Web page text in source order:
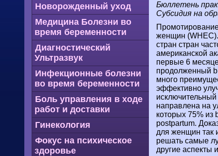
Новорожденный уход
Медицина Болезни во
время беременности
Диагностический
Ультразвук
Инфекционные болезни
во время беременности
Боль управления в ходе
работ и доставки
Гинекология
Фокус на психическое
здоровье
Бюллетень
Субсидия на
женщин
стран стран
американской
первые 6
продолженный
много
эффективно
направлена на
которых 75% из
postpartum.
для женщин так
решать самые
другие аспекты